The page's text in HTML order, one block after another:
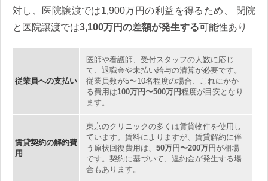
対し、医院譲渡では1,900万円の利益を得るため、 閉院
と医院譲渡では3,100万円の差額が発生する可能性あり
従業員への支払い
医師や看護師、受付スタッフの人数に応じ
て、退職金や未払い給与の清算が必要です。
従業員数が5〜10名程度の場合、これにかか
る費用は100万円〜500万円程度が目安となり
ます。
賃貸契約の解約費
用
東京のクリニックの多くは賃貸物件を使用し
ています。賃料によりますが、賃貸解約に伴
う原状回復費用は、 50万円〜200万円 が相場
です。契約に基づいて、違約金が発生する場
合もあります。